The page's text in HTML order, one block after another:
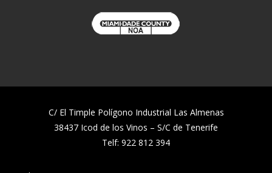
C/ El Timple Polígono Industrial Las Almenas
38437 Icod de los Vinos – S/C de Tenerife
Telf: 922 812 394